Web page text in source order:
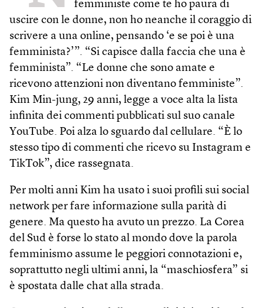
femministe come te ho paura di
uscire con le donne, non ho neanche il coraggio di
scrivere a una online, pensando ‘e se poi è una
femminista?’”. “Si capisce dalla faccia che una è
femminista”. “Le donne che sono amate e
ricevono attenzioni non diventano femministe”.
Kim Min-jung, 29 anni, legge a voce alta la lista
infinita dei commenti pubblicati sul suo canale
YouTube. Poi alza lo sguardo dal cellulare. “È lo
stesso tipo di commenti che ricevo su Instagram e
TikTok”, dice rassegnata.
Per molti anni Kim ha usato i suoi profili sui social
network per fare informazione sulla parità di
genere. Ma questo ha avuto un prezzo. La Corea
del Sud è forse lo stato al mondo dove la parola
femminismo assume le peggiori connotazioni e,
soprattutto negli ultimi anni, la “maschiosfera” si
è spostata dalle chat alla strada.